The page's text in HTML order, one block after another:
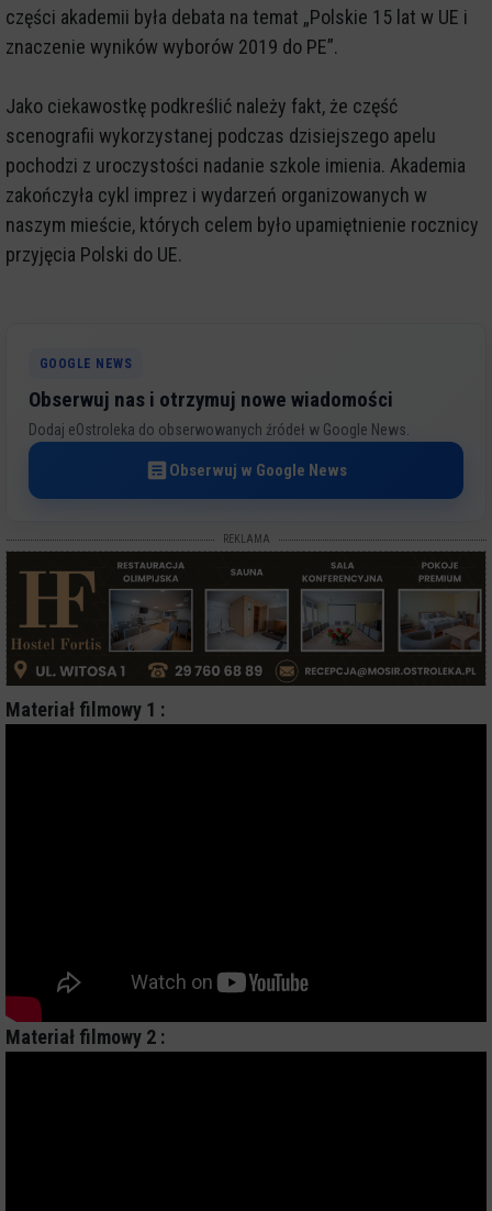
części akademii była debata na temat „Polskie 15 lat w UE i
znaczenie wyników wyborów 2019 do PE”.
Jako ciekawostkę podkreślić należy fakt, że część
scenografii wykorzystanej podczas dzisiejszego apelu
pochodzi z uroczystości nadanie szkole imienia. Akademia
zakończyła cykl imprez i wydarzeń organizowanych w
naszym mieście, których celem było upamiętnienie rocznicy
przyjęcia Polski do UE.
GOOGLE NEWS
Obserwuj nas i otrzymuj nowe wiadomości
Dodaj eOstroleka do obserwowanych źródeł w Google News.
Obserwuj w Google News
REKLAMA
Materiał filmowy 1 :
Materiał filmowy 2 :